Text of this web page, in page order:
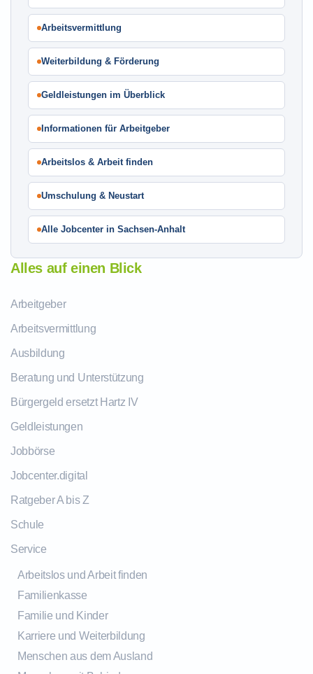
Arbeitsvermittlung
Weiterbildung & Förderung
Geldleistungen im Überblick
Informationen für Arbeitgeber
Arbeitslos & Arbeit finden
Umschulung & Neustart
Alle Jobcenter in Sachsen-Anhalt
Alles auf einen Blick
Arbeitgeber
Arbeitsvermittlung
Ausbildung
Beratung und Unterstützung
Bürgergeld ersetzt Hartz IV
Geldleistungen
Jobbörse
Jobcenter.digital
Ratgeber A bis Z
Schule
Service
Arbeitslos und Arbeit finden
Familienkasse
Familie und Kinder
Karriere und Weiterbildung
Menschen aus dem Ausland